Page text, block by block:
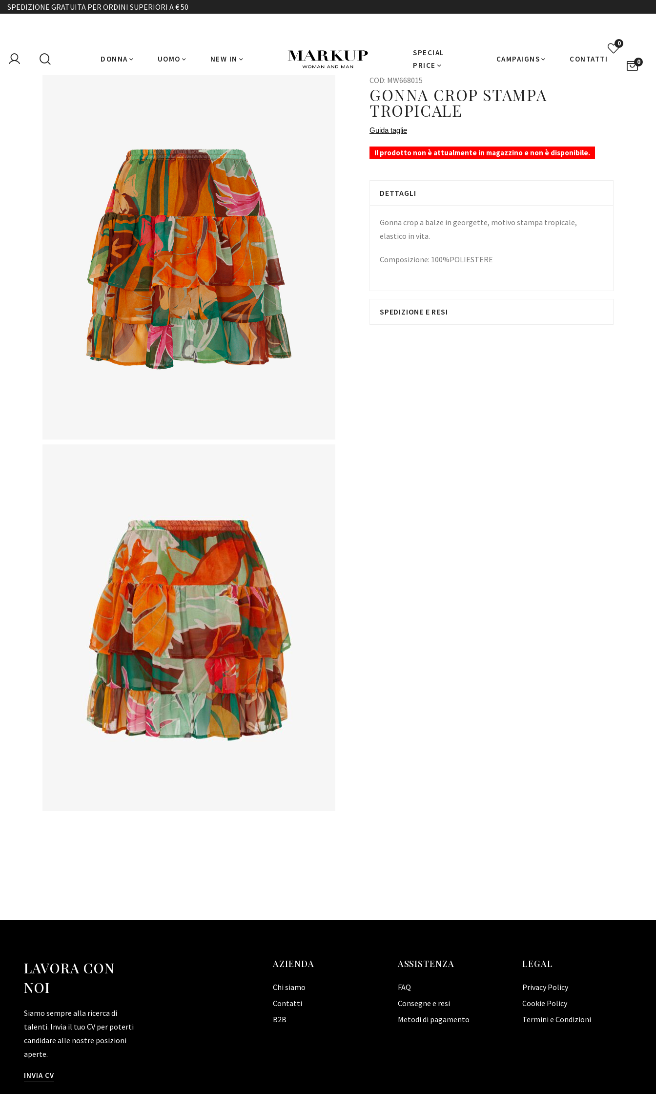
SPEDIZIONE GRATUITA PER ORDINI SUPERIORI A € 50
DONNA UOMO NEW IN
SPECIAL
PRICE
CAMPAIGNS CONTATTI
0
0
COD: MW668015
GONNA CROP STAMPA
TROPICALE
Guida taglie
Il prodotto non è attualmente in magazzino e non è disponibile.
DETTAGLI
Gonna crop a balze in georgette, motivo stampa tropicale,
elastico in vita.
Composizione: 100%POLIESTERE
SPEDIZIONE E RESI
LAVORA CON
NOI
Siamo sempre alla ricerca di
talenti. Invia il tuo CV per poterti
candidare alle nostre posizioni
aperte.
INVIA CV
AZIENDA
Chi siamo
Contatti
B2B
ASSISTENZA
FAQ
Consegne e resi
Metodi di pagamento
LEGAL
Privacy Policy
Cookie Policy
Termini e Condizioni